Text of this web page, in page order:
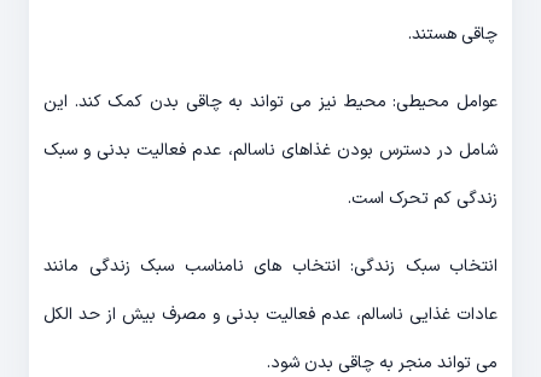
چاقی هستند.
عوامل محیطی: محیط نیز می تواند به چاقی بدن کمک کند. این
شامل در دسترس بودن غذاهای ناسالم، عدم فعالیت بدنی و سبک
زندگی کم تحرک است.
انتخاب سبک زندگی: انتخاب های نامناسب سبک زندگی مانند
عادات غذایی ناسالم، عدم فعالیت بدنی و مصرف بیش از حد الکل
می تواند منجر به چاقی بدن شود.